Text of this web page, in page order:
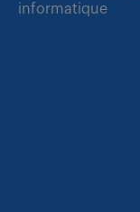
informatique